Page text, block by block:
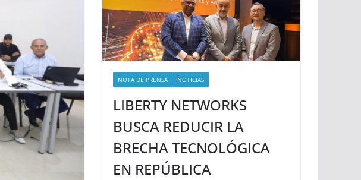
NOTA DE PRENSA NOTICIAS
LIBERTY NETWORKS
BUSCA REDUCIR LA
BRECHA TECNOLÓGICA
EN REPÚBLICA